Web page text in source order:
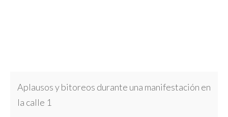
Aplausos y bitoreos durante una manifestación en
la calle 1